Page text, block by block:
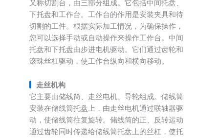
又称切割台，由三部分组成。它包括中间托盘、
下托盘和工作台。工作台的作用是安装夹具和待
切割的工件。根据实际加工情况，为确保操作，
您可以选择手动或自动操作来操作工作台。中间
托盘和下托盘由步进电机驱动。它们通过齿轮和
滚珠丝杠驱动，使工作台纵向和横向移动。
走丝机构
它主要由储线筒、走丝电机、导轮组成。储线筒
安装在储线筒托盘上，由走丝电机通过联轴器驱
动，使储线筒往复旋转。储线筒的正、反转运动
通过齿轮同时传递给储线筒托盘上的丝杠，使托